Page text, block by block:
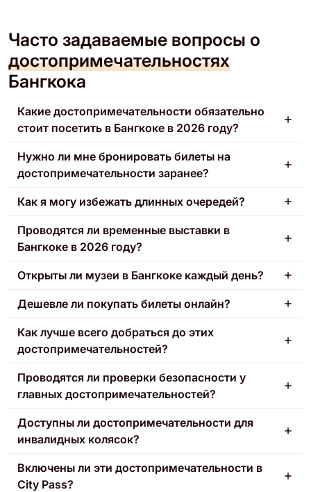
Часто задаваемые вопросы о
достопримечательностях
Бангкока
Какие достопримечательности обязательно
стоит посетить в Бангкоке в 2026 году?
Нужно ли мне бронировать билеты на
достопримечательности заранее?
Как я могу избежать длинных очередей?
Проводятся ли временные выставки в
Бангкоке в 2026 году?
Открыты ли музеи в Бангкоке каждый день?
Дешевле ли покупать билеты онлайн?
Как лучше всего добраться до этих
достопримечательностей?
Проводятся ли проверки безопасности у
главных достопримечательностей?
Доступны ли достопримечательности для
инвалидных колясок?
Включены ли эти достопримечательности в
City Pass?